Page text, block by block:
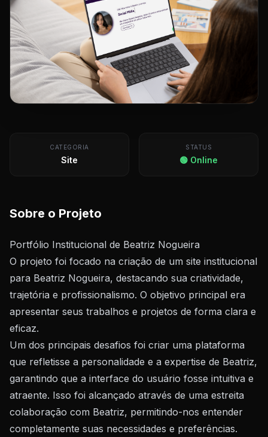
CATEGORIA
Site
STATUS
🟢 Online
Sobre o Projeto
Portfólio Institucional de Beatriz Nogueira
O projeto foi focado na criação de um site institucional
para Beatriz Nogueira, destacando sua criatividade,
trajetória e profissionalismo. O objetivo principal era
apresentar seus trabalhos e projetos de forma clara e
eficaz.
Um dos principais desafios foi criar uma plataforma
que refletisse a personalidade e a expertise de Beatriz,
garantindo que a interface do usuário fosse intuitiva e
atraente. Isso foi alcançado através de uma estreita
colaboração com Beatriz, permitindo-nos entender
completamente suas necessidades e preferências.